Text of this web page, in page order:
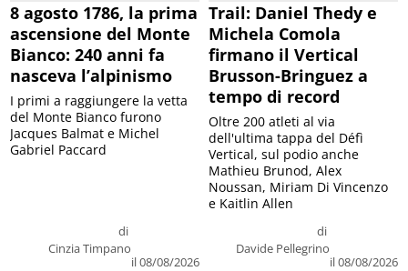
8 agosto 1786, la prima
ascensione del Monte
Bianco: 240 anni fa
nasceva l’alpinismo
di
Cinzia Timpano
il 08/08/2026
I primi a raggiungere la vetta
del Monte Bianco furono
Jacques Balmat e Michel
Gabriel Paccard
Trail: Daniel Thedy e
Michela Comola
firmano il Vertical
Brusson-Bringuez a
tempo di record
di
Davide Pellegrino
il 08/08/2026
Oltre 200 atleti al via
dell'ultima tappa del Défì
Vertical, sul podio anche
Mathieu Brunod, Alex
Noussan, Miriam Di Vincenzo
e Kaitlin Allen